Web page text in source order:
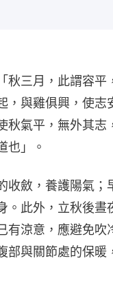
秋三月，此謂容
，與雞俱興，使志
秋氣平，無外其志
也」。
收斂，養護陽氣；
。此外，立秋後晝
有涼意，應避免吹
部與關節處的保暖